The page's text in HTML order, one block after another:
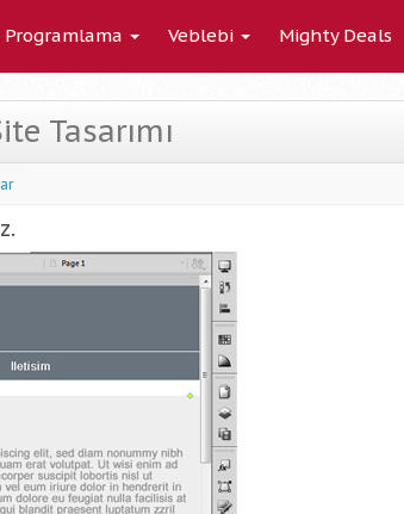
Programlama Veblebi Mighty Deals
Tasarımı